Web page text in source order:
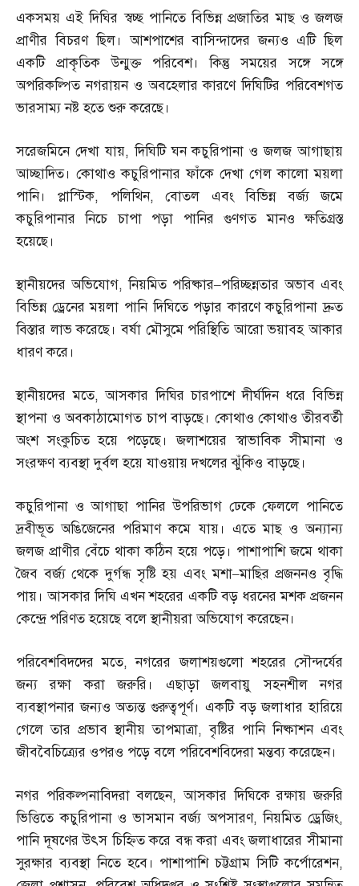
একসময় এই দিঘির স্বচ্ছ পানিতে বিভিন্ন প্রজাতির মাছ ও জলজ
প্রাণীর বিচরণ ছিল। আশপাশের বাসিন্দাদের জন্যও এটি ছিল
একটি প্রাকৃতিক উন্মুক্ত পরিবেশ। কিন্তু সময়ের সঙ্গে সঙ্গে
অপরিকল্পিত নগরায়ন ও অবহেলার কারণে দিঘিটির পরিবেশগত
ভারসাম্য নষ্ট হতে শুরু করেছে।
সরেজমিনে দেখা যায়,দিঘিটি ঘন কচুরিপানা ও জলজ আগাছায়
আচ্ছাদিত। কোথাও কচুরিপানার ফাঁকে দেখা গেল কালো ময়লা
পানি। প্লাস্টিক, পলিথিন,বোতল এবং বিভিন্ন বর্জ্য জমে
কচুরিপানার নিচে চাপা পড়া পানির গুণগত মানও ক্ষতিগ্রস্ত
হয়েছে।
স্থানীয়দের অভিযোগ,নিয়মিত পরিষ্কার–পরিচ্ছন্নতার অভাব এবং
বিভিন্ন ড্রেনের ময়লা পানি দিঘিতে পড়ার কারণে কচুরিপানা দ্রুত
বিস্তার লাভ করেছে। বর্ষা মৌসুমে পরিস্থিতি আরো ভয়াবহ আকার
ধারণ করে।
স্থানীয়দের মতে,আসকার দিঘির চারপাশে দীর্ঘদিন ধরে বিভিন্ন
স্থাপনা ও অবকাঠামোগত চাপ বাড়ছে। কোথাও কোথাও তীরবর্তী
অংশ সংকুচিত হয়ে পড়েছে। জলাশয়ের স্বাভাবিক সীমানা ও
সংরক্ষণ ব্যবস্থা দুর্বল হয়ে যাওয়ায় দখলের ঝুঁকিও বাড়ছে।
কচুরিপানা ও আগাছা পানির উপরিভাগ ঢেকে ফেললে পানিতে
দ্রবীভূত অঙিজেনের পরিমাণ কমে যায়। এতে মাছ ও অন্যান্য
জলজ প্রাণীর বেঁচে থাকা কঠিন হয়ে পড়ে। পাশাপাশি জমে থাকা
জৈব বর্জ্য থেকে দুর্গন্ধ সৃষ্টি হয় এবং মশা–মাছির প্রজননও বৃদ্ধি
পায়। আসকার দিঘি এখন শহরের একটি বড় ধরনের মশক প্রজনন
কেন্দ্রে পরিণত হয়েছে বলে স্থানীয়রা অভিযোগ করেছেন।
পরিবেশবিদদের মতে,নগরের জলাশয়গুলো শহরের সৌন্দর্যের
জন্য রক্ষা করা জরুরি। এছাড়া জলবায়ু সহনশীল নগর
ব্যবস্থাপনার জন্যও অত্যন্ত গুরুত্বপূর্ণ। একটি বড় জলাধার হারিয়ে
গেলে তার প্রভাব স্থানীয় তাপমাত্রা,বৃষ্টির পানি নিষ্কাশন এবং
জীববৈচিত্র্যের ওপরও পড়ে বলে পরিবেশবিদেরা মন্তব্য করেছেন।
নগর পরিকল্পনাবিদরা বলছেন,আসকার দিঘিকে রক্ষায় জরুরি
ভিত্তিতে কচুরিপানা ও ভাসমান বর্জ্য অপসারণ,নিয়মিত ড্রেজিং,
পানি দূষণের উৎস চিহ্নিত করে বন্ধ করা এবং জলাধারের সীমানা
সুরক্ষার ব্যবস্থা নিতে হবে। পাশাপাশি চট্টগ্রাম সিটি কর্পোরেশন,